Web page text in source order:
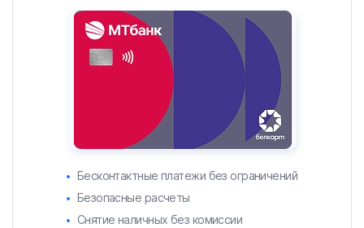
Бесконтактные платежи без ограничений
Безопасные расчеты
Снятие наличных без комиссии